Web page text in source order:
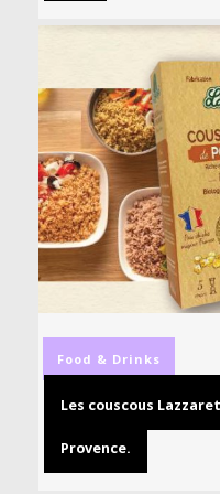
Food & Drinks
Les couscous
Provence.